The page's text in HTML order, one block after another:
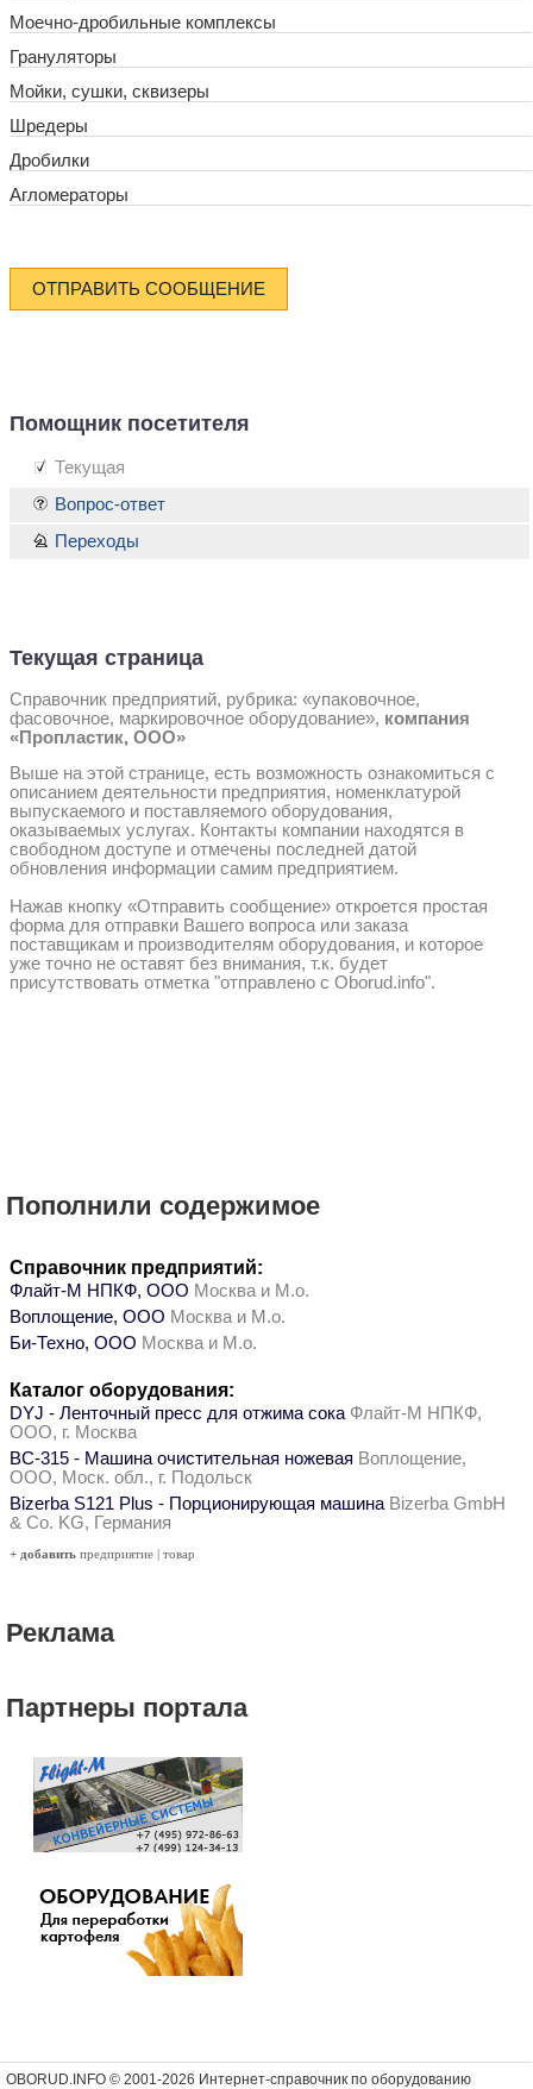
Моечно-дробильные комплексы
Грануляторы
Мойки, сушки, сквизеры
Шредеры
Дробилки
Агломераторы
ОТПРАВИТЬ СООБЩЕНИЕ
Помощник посетителя
Текущая
Текущая страница
Справочник предприятий, рубрика: «упаковочное,
фасовочное, маркировочное оборудование», компания
«Пропластик, ООО»
Выше на этой странице, есть возможность ознакомиться с
описанием деятельности предприятия, номенклатурой
выпускаемого и поставляемого оборудования,
оказываемых услугах. Контакты компании находятся в
свободном доступе и отмечены последней датой
обновления информации самим предприятием.
Нажав кнопку «Отправить сообщение» откроется простая
форма для отправки Вашего вопроса или заказа
поставщикам и производителям оборудования, и которое
уже точно не оставят без внимания, т.к. будет
присутствовать отметка "отправлено с Oborud.info".
Вопрос-ответ
Переходы
Пополнили содержимое
Справочник предприятий:
Флайт-М НПКФ, ООО Москва и М.о.
Воплощение, ООО Москва и М.о.
Би-Техно, ООО Москва и М.о.
Каталог оборудования:
DYJ - Ленточный пресс для отжима сока Флайт-М НПКФ,
ООО, г. Москва
ВС-315 - Машина очистительная ножевая Воплощение,
ООО, Моск. обл., г. Подольск
Bizerba S121 Plus - Порционирующая машина Bizerba GmbH
& Co. KG, Германия
+ добавить предприятие | товар
Реклама
Партнеры портала
OBORUD.INFO © 2001-2026 Интернет-справочник по оборудованию